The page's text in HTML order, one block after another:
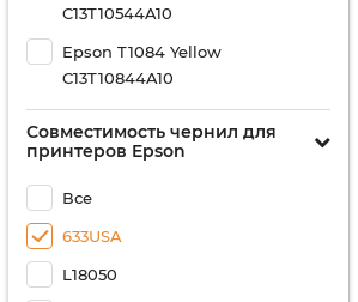
C13T10544A10
Epson T1084 Yellow
C13T10844A10
Совместимость чернил для
принтеров Epson
Все
633USA
L18050